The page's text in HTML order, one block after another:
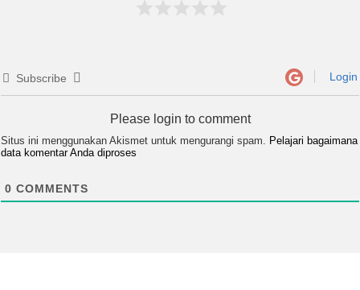
Subscribe Login
Please login to comment
Situs ini menggunakan Akismet untuk mengurangi spam. Pelajari bagaimana
data komentar Anda diproses
0 COMMENTS